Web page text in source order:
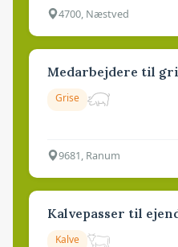
4700, Næstved
Medarbejdere til
Grise
9681, Ranum
Kalvepasser til
Kalve